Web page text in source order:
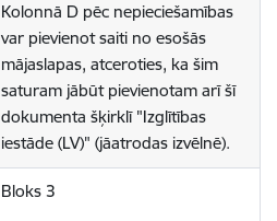
Kolonnā D pēc nepieciešamības
var pievienot saiti no esošās
mājaslapas, atceroties, ka šim
saturam jābūt pievienotam arī šī
dokumenta šķirklī "Izglītības
iestāde (LV)" (jāatrodas izvēlnē).
Bloks 3